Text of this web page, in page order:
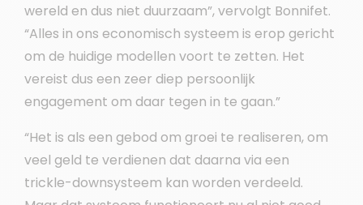
wereld en dus niet duurzaam”, vervolgt Bonnifet.
“Alles in ons economisch systeem is erop gericht
om de huidige modellen voort te zetten. Het
vereist dus een zeer diep persoonlijk
engagement om daar tegen in te gaan.”
“Het is als een gebod om groei te realiseren, om
veel geld te verdienen dat daarna via een
trickle-downsysteem kan worden verdeeld.